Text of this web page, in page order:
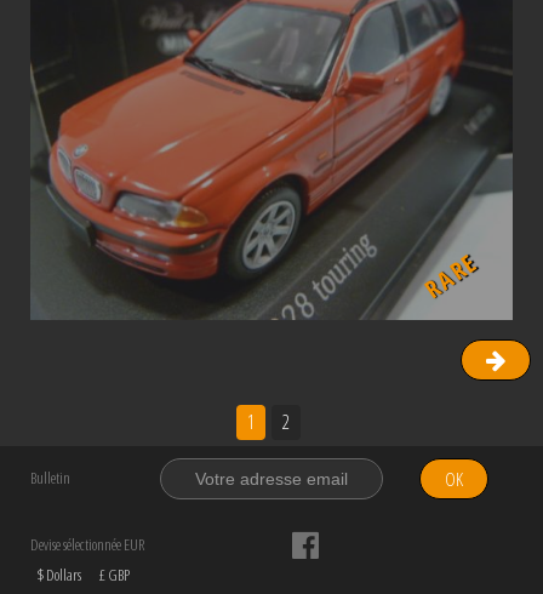
RARE
1 2
Bulletin OK
Devise sélectionnée EUR
$ Dollars
£ GBP